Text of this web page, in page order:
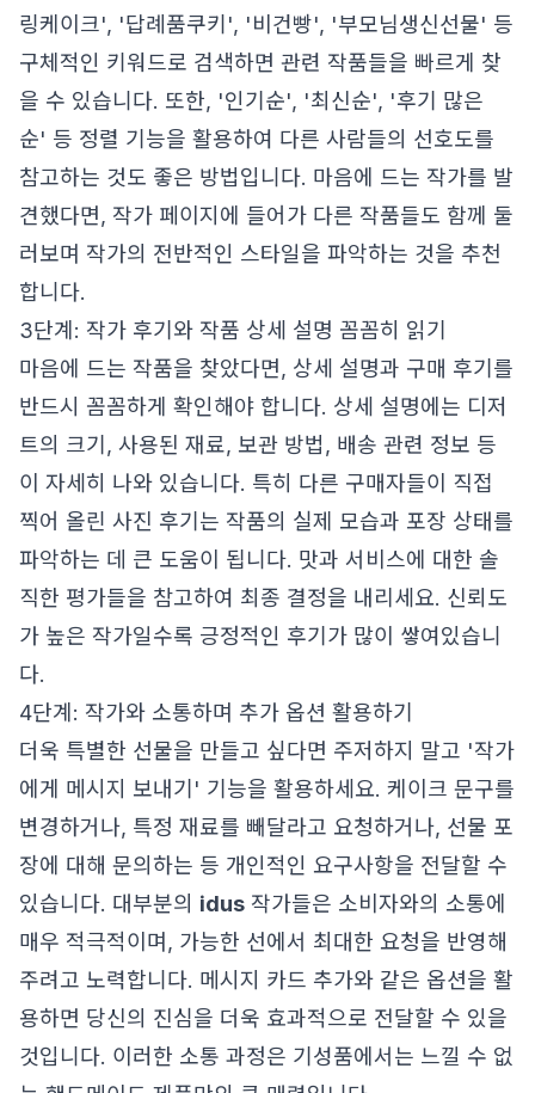
링케이크', '답례품쿠키', '비건빵', '부모님생신선물' 등
구체적인 키워드로 검색하면 관련 작품들을 빠르게 찾
을 수 있습니다. 또한, '인기순', '최신순', '후기 많은
순' 등 정렬 기능을 활용하여 다른 사람들의 선호도를
참고하는 것도 좋은 방법입니다. 마음에 드는 작가를 발
견했다면, 작가 페이지에 들어가 다른 작품들도 함께 둘
러보며 작가의 전반적인 스타일을 파악하는 것을 추천
합니다.
3단계: 작가 후기와 작품 상세 설명 꼼꼼히 읽기
마음에 드는 작품을 찾았다면, 상세 설명과 구매 후기를
반드시 꼼꼼하게 확인해야 합니다. 상세 설명에는 디저
트의 크기, 사용된 재료, 보관 방법, 배송 관련 정보 등
이 자세히 나와 있습니다. 특히 다른 구매자들이 직접
찍어 올린 사진 후기는 작품의 실제 모습과 포장 상태를
파악하는 데 큰 도움이 됩니다. 맛과 서비스에 대한 솔
직한 평가들을 참고하여 최종 결정을 내리세요. 신뢰도
가 높은 작가일수록 긍정적인 후기가 많이 쌓여있습니
다.
4단계: 작가와 소통하며 추가 옵션 활용하기
더욱 특별한 선물을 만들고 싶다면 주저하지 말고 '작가
에게 메시지 보내기' 기능을 활용하세요. 케이크 문구를
변경하거나, 특정 재료를 빼달라고 요청하거나, 선물 포
장에 대해 문의하는 등 개인적인 요구사항을 전달할 수
있습니다. 대부분의 idus 작가들은 소비자와의 소통에
매우 적극적이며, 가능한 선에서 최대한 요청을 반영해
주려고 노력합니다. 메시지 카드 추가와 같은 옵션을 활
용하면 당신의 진심을 더욱 효과적으로 전달할 수 있을
것입니다. 이러한 소통 과정은 기성품에서는 느낄 수 없